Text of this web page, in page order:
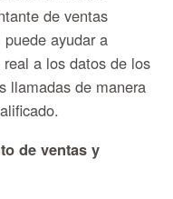
de ventas
ayudar a
a los datos de los
llamadas de manera
de ventas y